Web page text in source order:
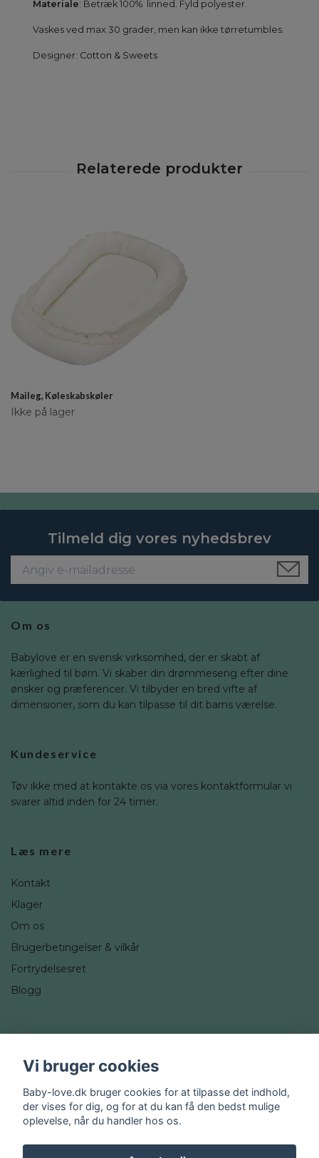
Materiale: Betræk 100% linned. Fyld polyester.
Vaskes ved max 30 grader, men kan ikke tørretumbles.
Designer: Cotton & Sweets
Maileg, Køleskabskøler
Ikke på lager
Tilmeld dig vores nyhedsbrev
Om os
Babylove er en svensk virksomhed, der er skabt af
kærlighed til børn. Vi skaber din drømmeseng efter dine
ønsker og præferencer. Vi tilbyder en bred vifte af
dimensioner, som du kan tilpasse til dit barns værelse.
Kundeservice
Tøv ikke med at kontakte os via vores kontaktformular vi
svarer altid inden for 24 timer.
Læs mere
Kontakt
Klager
Om os
Brugerbetingelser & vilkår
Fortrydelsesret
Blogg
Instagram
Vi bruger cookies
Baby-love.dk bruger cookies for at tilpasse det indhold,
der vises for dig, og for at du kan få den bedst mulige
oplevelse, når du handler hos os.